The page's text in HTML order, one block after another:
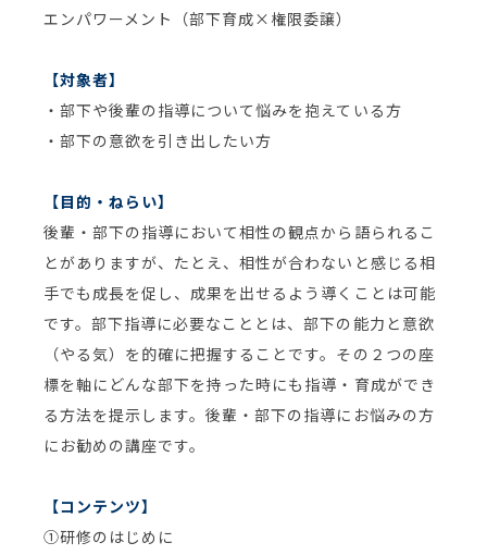
エンパワーメント（部下育成×権限委譲）
【対象者】
・部下や後輩の指導について悩みを抱えている方
・部下の意欲を引き出したい方
【目的・ねらい】
後輩・部下の指導において相性の観点から語られるこ
とがありますが、たとえ、相性が合わないと感じる相
手でも成長を促し、成果を出せるよう導くことは可能
です。部下指導に必要なこととは、部下の能力と意欲
（やる気）を的確に把握することです。その２つの座
標を軸にどんな部下を持った時にも指導・育成ができ
る方法を提示します。後輩・部下の指導にお悩みの方
にお勧めの講座です。
【コンテンツ】
①研修のはじめに